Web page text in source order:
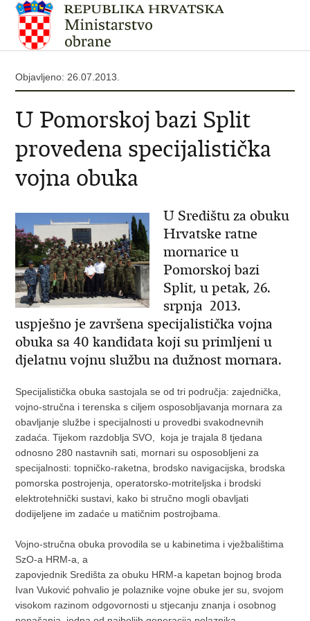
Objavljeno: 26.07.2013.
U Pomorskoj bazi Split
provedena specijalistička
vojna obuka
U Središtu za obuku
Hrvatske ratne
mornarice u
Pomorskoj bazi
Split, u petak, 26.
srpnja 2013.
uspješno je završena specijalistička vojna
obuka sa 40 kandidata koji su primljeni u
djelatnu vojnu službu na dužnost mornara.
Specijalistička obuka sastojala se od tri područja: zajednička,
vojno-stručna i terenska s ciljem osposobljavanja mornara za
obavljanje službe i specijalnosti u provedbi svakodnevnih
zadaća. Tijekom razdoblja SVO, koja je trajala 8 tjedana
odnosno 280 nastavnih sati, mornari su osposobljeni za
specijalnosti: topničko-raketna, brodsko navigacijska, brodska
pomorska postrojenja, operatorsko-motriteljska i brodski
elektrotehnički sustavi, kako bi stručno mogli obavljati
dodijeljene im zadaće u matičnim postrojbama.
Vojno-stručna obuka provodila se u kabinetima i vježbalištima
SzO-a HRM-a, a
zapovjednik Središta za obuku HRM-a kapetan bojnog broda
Ivan Vuković pohvalio je polaznike vojne obuke jer su, svojom
visokom razinom odgovornosti u stjecanju znanja i osobnog